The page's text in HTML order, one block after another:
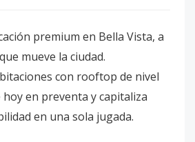
premium en Bella Vista, a
mueve la ciudad.
con rooftop de nivel
en preventa y capitaliza
en una sola jugada.